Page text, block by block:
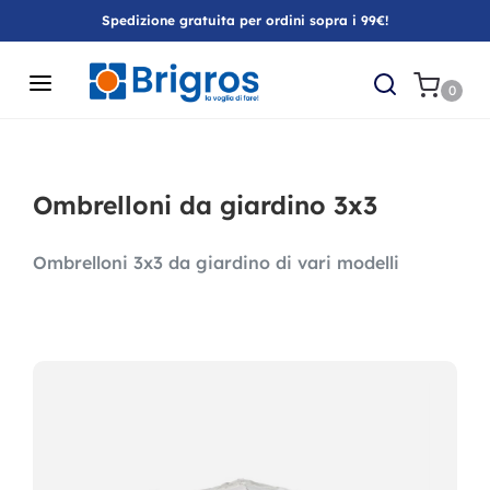
Spedizione gratuita per ordini sopra i 99€!
0
Ombrelloni da giardino 3x3
Ombrelloni 3x3 da giardino di vari modelli